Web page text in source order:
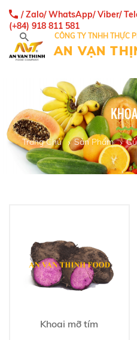
CÔNG TY TNHH THỰC
AN VẠN
/ Zalo/ WhatsApp/ Viber/
(+84) 918 811 581
Trang Chủ Sản Phẩm Củ
Khoai mỡ tím